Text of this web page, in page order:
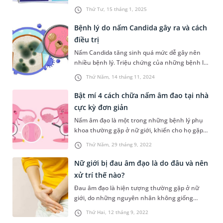
Thứ Tư, 15 tháng 1, 2025
nấm đường tiêu hóa,... Cách sử dụng thuốc
phụ thuộc theo dạng bào chế cụ thể. Tuy
nhiên, trước khi dùng bất kỳ loại thuốc nào
chứa thành phần hoạt chất Miconazole, bạn
đều phải tham khảo kỹ tư vấn của bác s...
Thứ Năm, 14 tháng 11, 2024
Bệnh lý do nấm Candida gây ra và cách
điều trị
Nấm Candida tăng sinh quá mức dễ gây nên
nhiều bệnh lý. Triệu chứng của những bệnh lý
này gây nên phiền toái cho người bệnh trong
cuộc sống sinh hoạt. Bài viết sau sẽ cùng bạn
tìm hiểu về các bệnh lý do Candida và cách điều
trị hiệu quả.
Thứ Năm, 29 tháng 9, 2022
Bật mí 4 cách chữa nấm âm đao tại nhà
cực kỳ đơn giản
Nấm âm đạo là một trong những bệnh lý phụ
khoa thường gặp ở nữ giới, khiến cho họ gặp
phải nhiều khó chịu trong cuộc sống hàng
ngày và thậm chí nếu không chữa trị sớm còn
dễ gặp vấn đề bất thường về sức khỏe. Vậy có
cách chữa nấm âm đạo tại nhà hay không, thực
hiện như thế nào, bài viết sau sẽ cù...
Thứ Hai, 12 tháng 9, 2022
Nữ giới bị đau âm đạo là do đâu và nên
xử trí thế nào?
Đau âm đạo là hiện tượng thường gặp ở nữ
giới, do những nguyên nhân không giống
nhau. Tùy theo tình trạng và các biểu hiện kèm
theo mà đau âm đạo sẽ ảnh hưởng với những